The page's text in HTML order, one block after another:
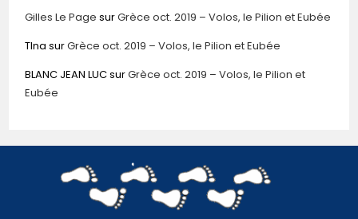
Gilles Le Page surGrèce oct. 2019 – Volos, le Pilion et Eubée
TIna surGrèce oct. 2019 – Volos, le Pilion et Eubée
BLANC JEAN LUCsurGrèce oct. 2019 – Volos, le Pilion et
Eubée